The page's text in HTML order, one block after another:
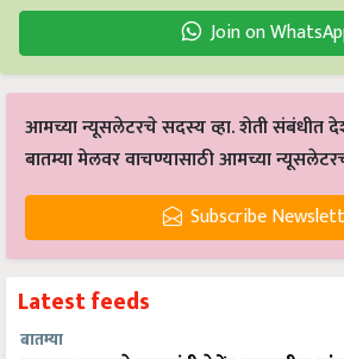
Join on
आमच्या न्यूसलेटरचे सदस्य व्हा. शेती संबंधीत
बातम्या मेलवर वाचण्यासाठी आमच्या
Subscribe
Latest feeds
बातम्या